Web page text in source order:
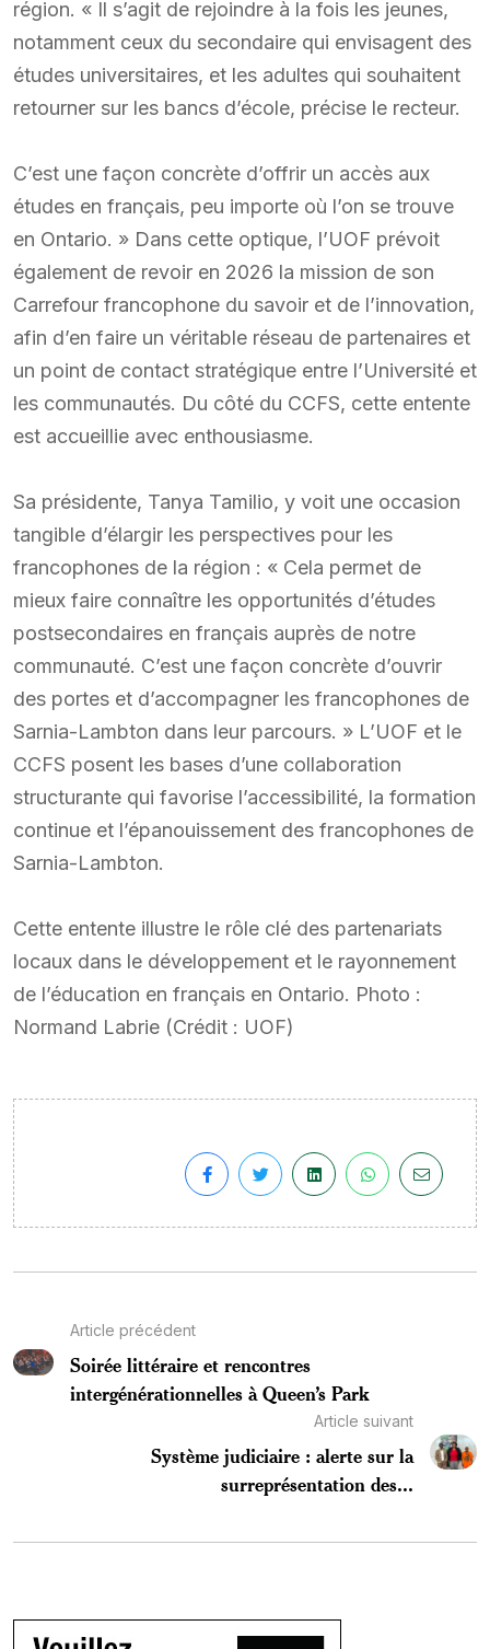
région. « Il s’agit de rejoindre à la fois les jeunes,
notamment ceux du secondaire qui envisagent des
études universitaires, et les adultes qui souhaitent
retourner sur les bancs d’école, précise le recteur.
C’est une façon concrète d’offrir un accès aux
études en français, peu importe où l’on se trouve
en Ontario. » Dans cette optique, l’UOF prévoit
également de revoir en 2026 la mission de son
Carrefour francophone du savoir et de l’innovation,
afin d’en faire un véritable réseau de partenaires et
un point de contact stratégique entre l’Université et
les communautés. Du côté du CCFS, cette entente
est accueillie avec enthousiasme.
Sa présidente, Tanya Tamilio, y voit une occasion
tangible d’élargir les perspectives pour les
francophones de la région : « Cela permet de
mieux faire connaître les opportunités d’études
postsecondaires en français auprès de notre
communauté. C’est une façon concrète d’ouvrir
des portes et d’accompagner les francophones de
Sarnia-Lambton dans leur parcours. » L’UOF et le
CCFS posent les bases d’une collaboration
structurante qui favorise l’accessibilité, la formation
continue et l’épanouissement des francophones de
Sarnia-Lambton.
Cette entente illustre le rôle clé des partenariats
locaux dans le développement et le rayonnement
de l’éducation en français en Ontario. Photo :
Normand Labrie (Crédit : UOF)
Article précédent
Soirée littéraire et rencontres
intergénérationnelles à Queen’s Park
Article suivant
Système judiciaire : alerte sur la
surreprésentation des...